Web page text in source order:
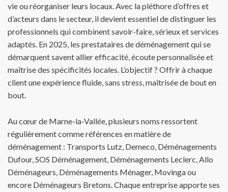
vie ou réorganiser leurs locaux. Avec la pléthore d’offres et
d’acteurs dans le secteur, il devient essentiel de distinguer les
professionnels qui combinent savoir-faire, sérieux et services
adaptés. En 2025, les prestataires de déménagement qui se
démarquent savent allier efficacité, écoute personnalisée et
maîtrise des spécificités locales. L’objectif ? Offrir à chaque
client une expérience fluide, sans stress, maîtrisée de bout en
bout.
Au cœur de Marne-la-Vallée, plusieurs noms ressortent
régulièrement comme références en matière de
déménagement : Transports Lutz, Demeco, Déménagements
Dufour, SOS Déménagement, Déménagements Leclerc, Allo
Déménageurs, Déménagements Ménager, Movinga ou
encore Déménageurs Bretons. Chaque entreprise apporte ses